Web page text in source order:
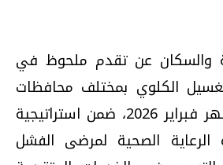
والسكان عن تقدم ملحوظ في
الكلوي بمختلف محافظات
الجمهورية خلال شهر فبراير 2026، ضمن استراتيجية
الرعاية الصحية لمرضى الفشل